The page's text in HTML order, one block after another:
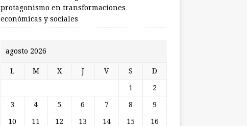
protagonismo en transformaciones
económicas y sociales
agosto 2026
L M X J V S D
1 2
3 4 5 6 7 8 9
10 11 12 13 14 15 16